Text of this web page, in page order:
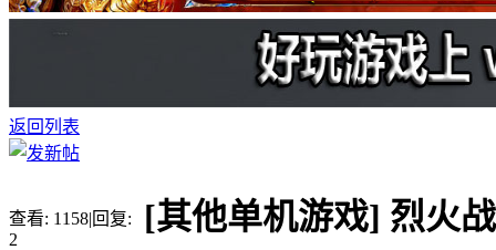
返回列表
查看: 1158|回复:
2
[其他单机游戏] 烈火